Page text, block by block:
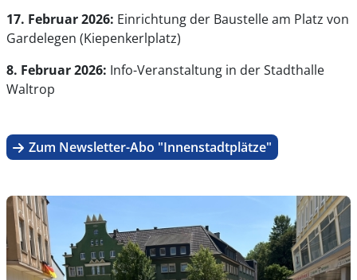
17. Februar 2026: Einrichtung der Baustelle am Platz von
Gardelegen (Kiepenkerlplatz)
8. Februar 2026: Info-Veranstaltung in der Stadthalle
Waltrop
Zum Newsletter-Abo "Innenstadtplätze"